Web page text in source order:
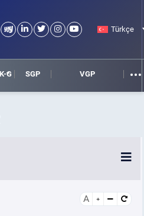
Türkçe
G SGP VGP
A